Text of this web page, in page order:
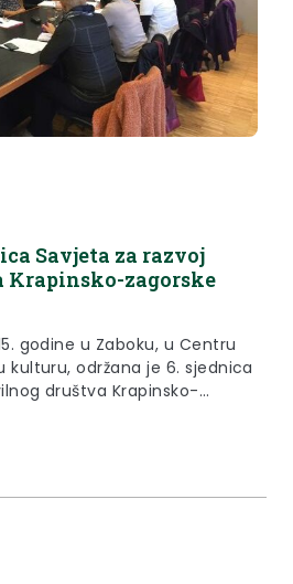
Savjeta za razvoj
zagorske
godine u Zaboku, u Centru
kulturu, održana je 6. sjednica
društva Krapinsko-